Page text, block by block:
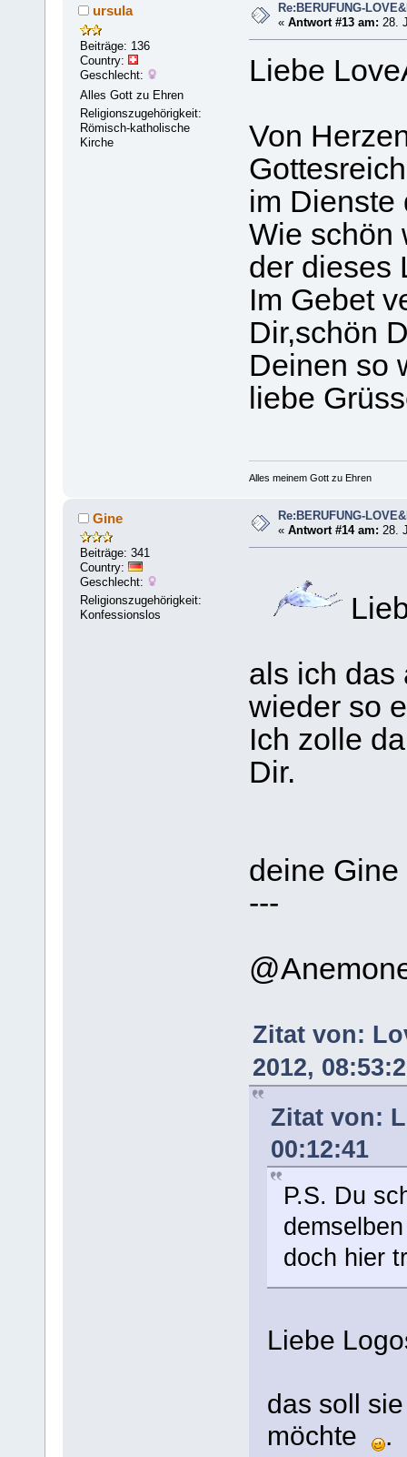
ursula
Beiträge: 136
Country:
Geschlecht:
Alles Gott zu Ehren
Religionszugehörigkeit:
Römisch-katholische
Kirche
Re:BERUFUNG-
«Antwort #13 am: 28.
Liebe
Von
im Dienste
Wie schön
der dieses
Im Gebet
Dir,schön
Deinen so
liebe
Alles meinem Gott zu Ehren
Gine
Beiträge: 341
Country:
Geschlecht:
Religionszugehörigkeit:
Konfessionslos
Re:BERUFUNG-
«Antwort #14 am: 28.
als ich das
wieder so
Ich zolle
Dir.
deine Gine
---
Zitat von:
2012,
Zitat von:
00:12:41
P.S. Du
doch hier
Liebe
das soll
möchte
.